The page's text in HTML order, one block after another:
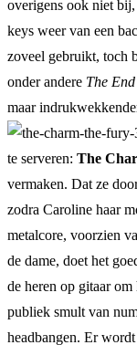
overigens ook niet
keys weer van een
zoveel gebruikt, toch
onder andere The
maar
te serveren: The
vermaken. Dat ze
zodra Caroline haar
metalcore, voorzien
de dame, doet het
de heren op gitaar
publiek smult van
headbangen. Er